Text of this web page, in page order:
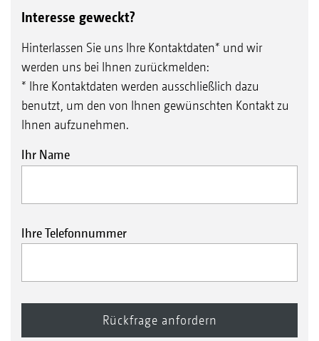
Interesse geweckt?
Hinterlassen Sie uns Ihre Kontaktdaten* und wir
werden uns bei Ihnen zurückmelden:
* Ihre Kontaktdaten werden ausschließlich dazu
benutzt, um den von Ihnen gewünschten Kontakt zu
Ihnen aufzunehmen.
Ihr Name
Ihre Telefonnummer